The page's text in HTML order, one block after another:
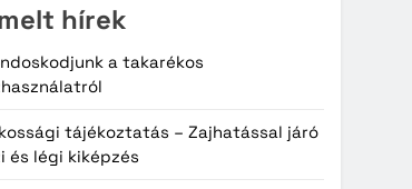
hírek
a takarékos
tájékoztatás – Zajhatással járó
és légi kiképzés